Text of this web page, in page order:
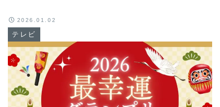
テレビ
2026.01.02